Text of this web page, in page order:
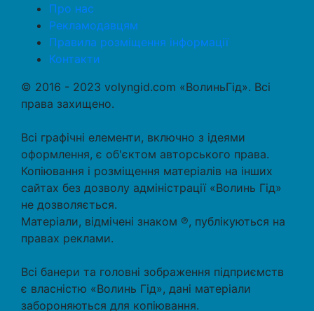
Про нас
Рекламодавцям
Правила розміщення інформації
Контакти
© 2016 - 2023 volyngid.com «ВолиньГід». Всі
права захищено.
Всі графічні елементи, включно з ідеями
оформлення, є об'єктом авторського права.
Копіювання і розміщення матеріалів на інших
сайтах без дозволу адміністрації «Волинь Гід»
не дозволяється.
Матеріали, відмічені знаком ℗, публікуються на
правах реклами.
Всі банери та головні зображення підприємств
є власністю «Волинь Гід», дані матеріали
забороняються для копіювання.